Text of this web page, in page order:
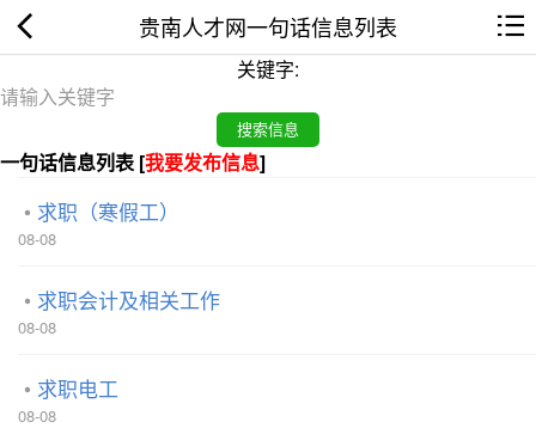
贵南人才网一句话信息列表
关键字:
一句话信息列表 [我要发布信息]
求职（寒假工）
08-08
求职会计及相关工作
08-08
求职电工
08-08